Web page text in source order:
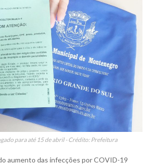
para até 15 de abril - Crédito: Prefeitura
aumento das infecções por COVID-19